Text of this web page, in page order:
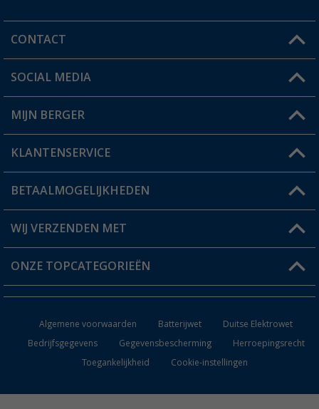
CONTACT
Een vraag?
Winkel vinden
SOCIAL MEDIA
MIJN BERGER
Mijn account
Status bestelling
Verlanglijstje
KLANTENSERVICE
FAQ & Contact
Verzendinformatie
Catalogus
BETAALMOGELIJKHEDEN
WIJ VERZENDEN MET
ONZE TOPCATEGORIEËN
Campingmeubilair
Campingtoiletten
Algemene voorwaarden Batterijwet
Duitse Elektrowet
Bedrijfsgegevens
Gegevensbescherming
Herroepingsrecht
Toegankelijkheid
Cookie-instellingen